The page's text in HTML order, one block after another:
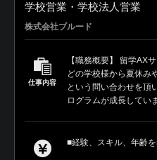
学校営業・学校法人営業
株式会社ブルード
仕事内容
【職務概要】 留学AX
どの学校様から夏休み
という問い合わせを頂
ログラムが成長してい
■経験、スキル、年齢